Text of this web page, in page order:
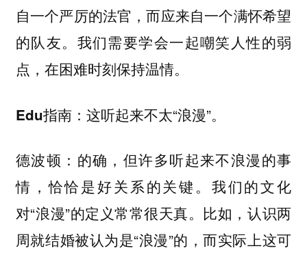
自一个严厉的法官，而应来自一个满怀希望
的队友。我们需要学会一起嘲笑人性的弱
点，在困难时刻保持温情。
Edu指南： 这听起来不太“浪漫”。
德波顿： 的确，但许多听起来不浪漫的事
情，恰恰是好关系的关键。我们的文化
对“浪漫”的定义常常很天真。比如，认识两
周就结婚被认为是“浪漫”的，而实际上这可